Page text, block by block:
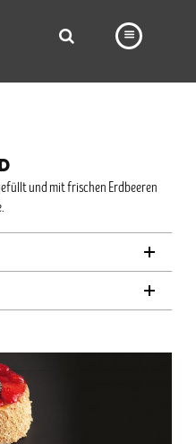
und mit frischen Erdbeeren